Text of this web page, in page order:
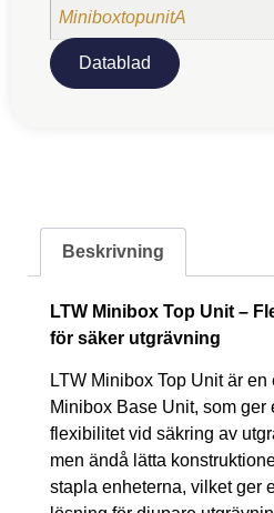
MiniboxtopunitA
Datablad
Beskrivning
LTW Minibox Top Unit –
för säker utgrävning
LTW Minibox Top Unit är
Minibox Base Unit, som ger
flexibilitet vid säkring av
men ändå lätta
stapla enheterna, vilket ger